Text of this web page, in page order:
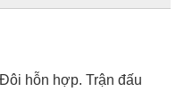
hỗn hợp. Trận đấu